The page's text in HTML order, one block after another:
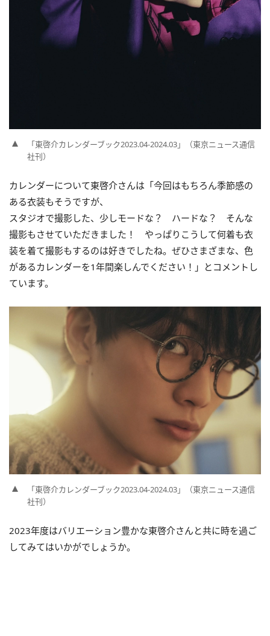
「東啓介カレンダーブック2023.04-2024.03」（東京ニュース通信
社刊）
カレンダーについて東啓介さんは「今回はもちろん季節感の
ある衣装もそうですが、
スタジオで撮影した、少しモードな？ ハードな？ そんな
撮影もさせていただきました！ やっぱりこうして何着も衣
装を着て撮影もするのは好きでしたね。ぜひさまざまな、色
があるカレンダーを1年間楽しんでください！」とコメントし
ています。
「東啓介カレンダーブック2023.04-2024.03」（東京ニュース通信
社刊）
2023年度はバリエーション豊かな東啓介さんと共に時を過ご
してみてはいかがでしょうか。